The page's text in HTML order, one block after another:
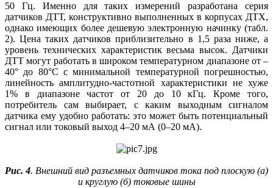
50 Гц. Именно для таких измерений разработана серия
датчиков ДТТ, конструктивно выполненных в корпусах ДТХ,
однако имеющих более дешевую электронную начинку (табл.
2). Цена таких датчиков приблизительно в 1,5 раза ниже, а
уровень технических характеристик весьма высок. Датчики
ДТТ могут работать в широком температурном диапазоне от –
40° до 80°С с минимальной температурной погрешностью,
линейность амплитудно-частотной характеристики не хуже
1% в диапазоне частот от 20 до 10 кГц. Кроме того,
потребитель сам выбирает, с каким выходным сигналом
датчика ему удобно работать: это может быть потенциальный
сигнал или токовый выход 4–20 мА (0–20 мА).
Рис. 4. Внешний вид разъемных датчиков тока под плоскую (а)
и круглую (б) токовые шины